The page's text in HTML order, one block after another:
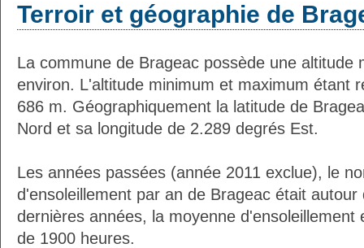
Terroir et géographie de
La commune de Brageac possède une altitude
environ. L'altitude minimum et maximum étant
686 m. Géographiquement la latitude de
Nord et sa longitude de 2.289 degrés Est.
Les années passées (année 2011 exclue), le
d'ensoleillement par an de Brageac était
dernières années, la moyenne d'ensoleillement
de 1900 heures.